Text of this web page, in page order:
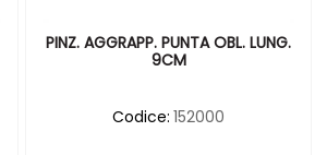
PINZ. AGGRAPP. PUNTA OBL. LUNG.
9CM
Codice: 152000